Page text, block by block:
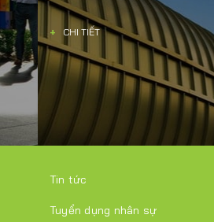
+ CHI TIẾT
Tin tức
Tuyển dụng nhân sự